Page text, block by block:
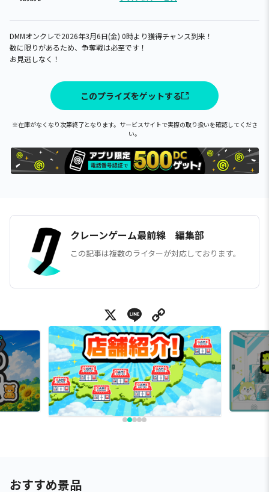
DMMオンクレで2026年3月6日(金) 0時より獲得チャンス到来！
数に限りがあるため、争奪戦は必至です！
お見逃しなく！
このプライズをゲットする
※在庫がなくなり次第終了となります。サービスサイトで実際の取り扱いを確認してくださ
い。
クレーンゲーム最前線 編集部
この記事は複数のライターが対応しております。
X Line
おすすめ景品